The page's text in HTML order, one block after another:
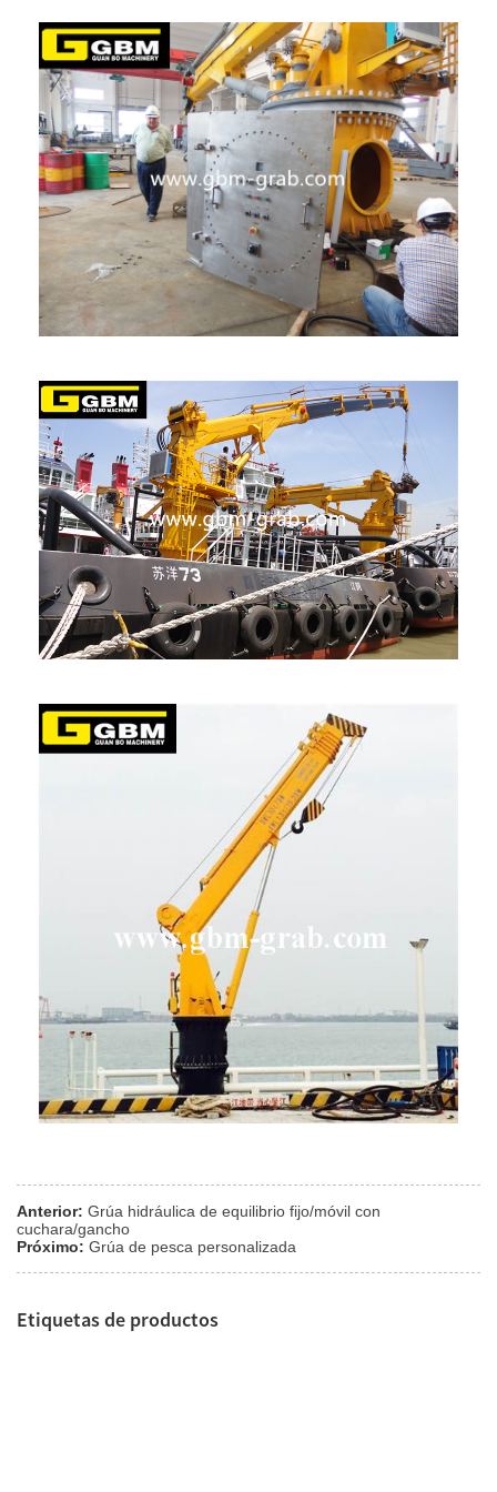
Anterior: Grúa hidráulica de equilibrio fijo/móvil con
cuchara/gancho
Próximo: Grúa de pesca personalizada
Etiquetas de productos